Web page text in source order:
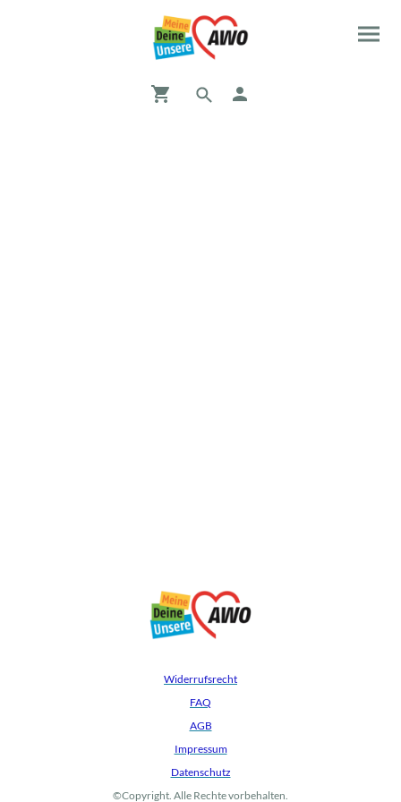
Widerrufsrecht
FAQ
AGB
Impressum
Datenschutz
©Copyright. Alle Rechte vorbehalten.